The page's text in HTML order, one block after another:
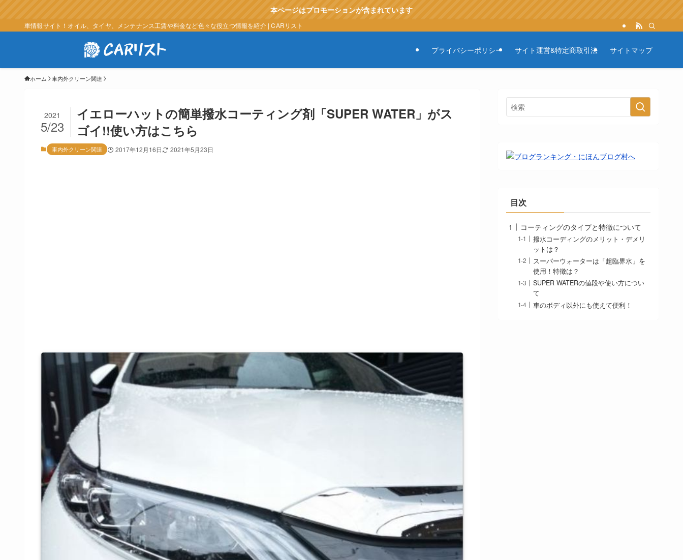
本ページはプロモーションが含まれています
車情報サイト！オイル、タイヤ、メンテナンス工賃や料金など色々な役立つ情報を紹介 | CARリスト
プライバシーポリシー サイト運営&特定商取引法 サイトマップ
ホーム 車内外クリーン関連
イエローハットの簡単撥水コーティング剤「SUPER WATER」がス
ゴイ!!使い方はこちら
2021
5/23
車内外クリーン関連 2017年12月16日 2021年5月23日
目次
コーティングのタイプと特徴について
撥水コーディングのメリット・デメリ
ットは？
スーパーウォーターは「超臨界水」を
使用！特徴は？
SUPER WATERの値段や使い方につい
て
車のボディ以外にも使えて便利！